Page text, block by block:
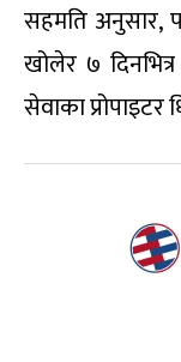
सहमति अनुसार,
खोलेर ७
सेवाका